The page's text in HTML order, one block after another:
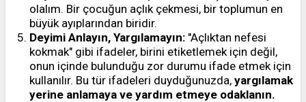
olalım. Bir çocuğun açlık çekmesi, bir toplumun en
büyük ayıplarından biridir.
Deyimi Anlayın, Yargılamayın: "Açlıktan nefesi
kokmak" gibi ifadeler, birini etiketlemek için değil,
onun içinde bulunduğu zor durumu ifade etmek için
kullanılır. Bu tür ifadeleri duyduğunuzda, yargılamak
yerine anlamaya ve yardım etmeye odaklanın.